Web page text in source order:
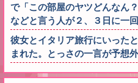
で「この部屋のヤツどんなん
などと言う人が２、３日に一
彼女とイタリア旅行にいった
まれた。とっさの一言が予想